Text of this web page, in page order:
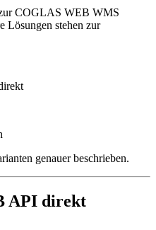
COGLAS WEB WMS
Lösungen stehen zur
genauer beschrieben.
API direkt